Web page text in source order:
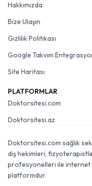
Hakkımızda
Bize Ulaşın
Gizlilik Politikası
Google Takvim
Site Haritası
PLATFORMLAR
Doktorsitesi.com
Doktorsitesi.az
Doktorsitesi.com sağlık
diş hekimleri,
profesyonelleri ile internet
platformdur.